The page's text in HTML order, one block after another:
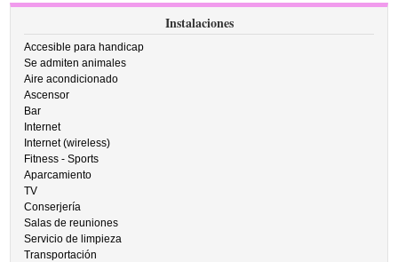
Instalaciones
Accesible para handicap
Se admiten animales
Aire acondicionado
Ascensor
Bar
Internet
Internet (wireless)
Fitness - Sports
Aparcamiento
TV
Conserjería
Salas de reuniones
Servicio de limpieza
Transportación